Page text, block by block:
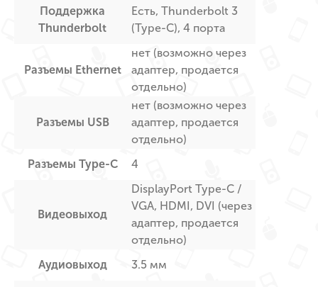
Поддержка
Thunderbolt
Есть, Thunderbolt 3
(Type-C), 4 порта
Разъемы Ethernet
нет (возможно через
адаптер, продается
отдельно)
Разъемы USB
нет (возможно через
адаптер, продается
отдельно)
Разъемы Type-C
4
Видеовыход
DisplayPort Type-C /
VGA, HDMI, DVI (через
адаптер, продается
отдельно)
Аудиовыход
3.5 мм